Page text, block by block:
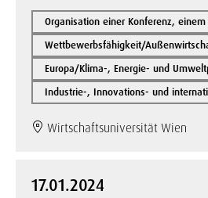
Organisation einer Konferenz,
Wettbewerbsfähigkeit/
Europa/Klima-, Energie- und
Industrie-, Innovations- und
Wirtschaftsuniversität Wien
17.01.2024